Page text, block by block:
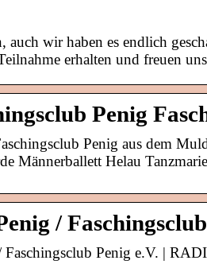
auch wir haben es endlich
erhalten und freuen
Penig
Penig aus dem
Männerballett Helau
/
Faschingsclub Penig e.V. |